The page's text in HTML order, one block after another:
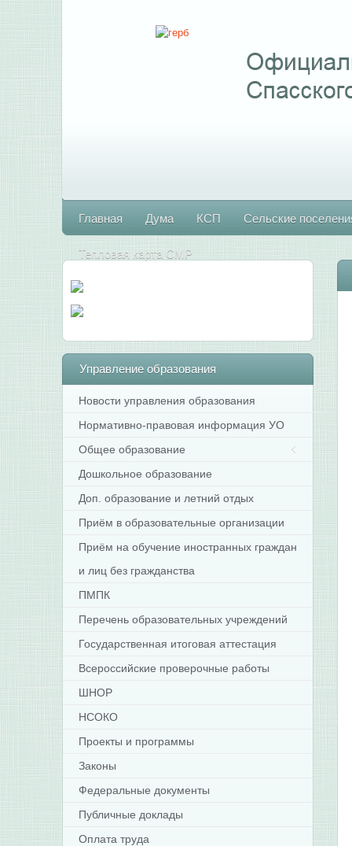
Главная Дума КСП Сельские
Тепловая карта СМР
Управлениеобразования
Новости управления образования
Нормативно-правовая информация УО
Общее образование
Дошкольное образование
Доп. образование и летний отдых
Приём в образовательные организации
Приём на обучение иностранных граждан
и лиц без гражданства
ПМПК
Перечень образовательных учреждений
Государственная итоговая аттестация
Всероссийские проверочные работы
ШНОР
НСОКО
Проекты и программы
Законы
Федеральные документы
Публичные доклады
Оплата труда